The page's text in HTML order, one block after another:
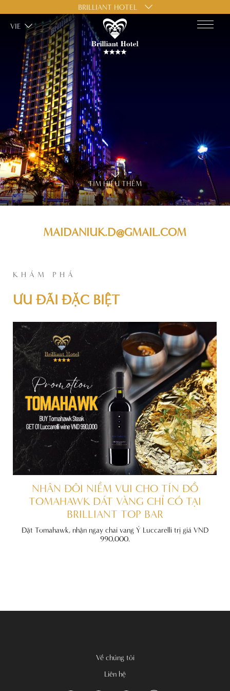
TÌM HIỂU THÊM
VIE
BRILLIANT HOTEL
MAIDANIUK.D@GMAIL.COM
KHÁM PHÁ
ƯU ĐÃI ĐẶC BIỆT
NHÂN ĐÔI NIỀM VUI CHO TÍN ĐỒ
TOMAHAWK DÁT VÀNG CHỈ CÓ TẠI
BRILLIANT TOP BAR
Đặt Tomahawk, nhận ngay chai vang Ý Luccarelli trị giá VND
990,000.
Về chúng tôi
Liên hệ